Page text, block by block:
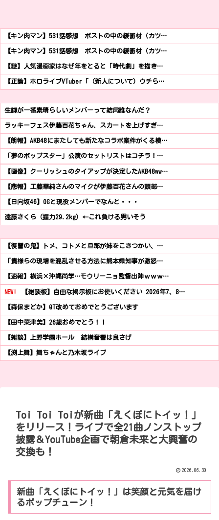
【キン肉マン】531話感想 ポストの中の緩衝材（カツ…
【キン肉マン】531話感想 ポストの中の緩衝材（カツ…
【謎】人気漫画家はなぜ年をとると「時代劇」を描き…
【正論】ホロライブVTuber「（新人について）ウチら…
生脚が一番素晴らしいメンバーって結局誰なんだ？
ラッキーフェス伊藤百花ちゃん、スカートを上げすぎ…
【朗報】AKB48にまたしても新たなコラボ案件がくる模…
「夢のポップスター」公演のセットリストはコチラ！…
【画像】クーリッシュのタイアップが決定したAKB48ww…
【悲報】工藤華純さんのマイクが伊藤百花さんの頭部…
【日向坂46】OGと現役メンバーでなんと・・・
遠藤さくら（握力29.2kg）←これ負ける男いそう
【復讐の鬼】トメ、コトメと旦那が姉をこきつかい、…
「貴様らの現場を混乱させる方法に熊本県知事が激怒…
【速報】横浜×沖縄尚学…モウリーニョ監督出陣ｗｗｗ…
NEW! 【雑談板】自由な掲示板にお使いください 2026年7、8…
【森保まどか】QT改めておめでとうございます
【田中菜津美】26歳おめでとう！！
【雑談】上野学園ホール 結構音響は良さげ
【渕上舞】舞ちゃんと乃木坂ライブ
Toi Toi Toiが新曲「えくぼにトイッ！」
をリリース！ライブで全21曲ノンストップ
披露＆YouTube企画で朝倉未来と大興奮の
交換も！
2026.06.30
新曲「えくぼにトイッ！」は笑顔と元気を届け
るポップチューン！